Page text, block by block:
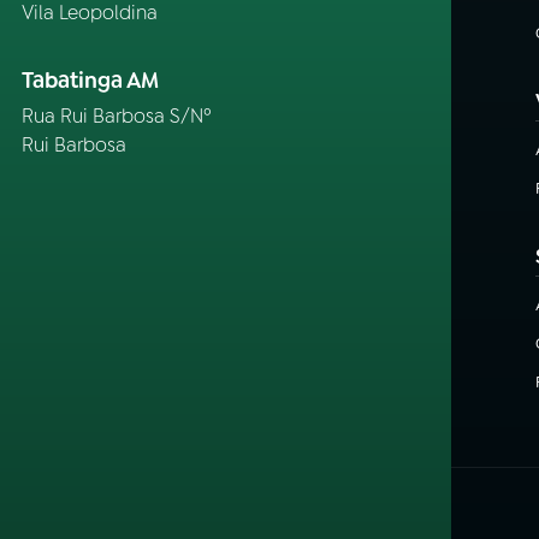
Vila Leopoldina
Tabatinga AM
Rua Rui Barbosa S/Nº
Rui Barbosa